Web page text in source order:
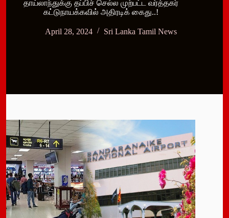
தாய்லாந்துக்கு தப்பிச் செல்ல முற்பட்ட வர்த்தகர்
கட்டுநாயக்கவில் அதிரடிக் கைது..!
April 28, 2024 Sri Lanka Tamil News